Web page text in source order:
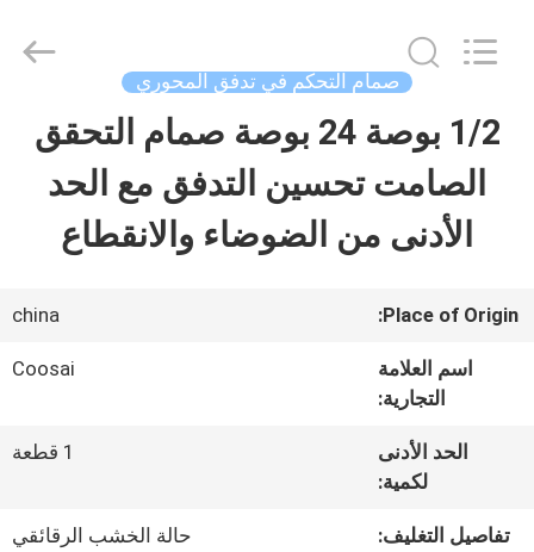
المنزل
المنتجات
حولنا
Reserved.
صمام التحكم في تدفق المحوري
1/2 بوصة 24 بوصة صمام التحقق
الصامت تحسين التدفق مع الحد
الأدنى من الضوضاء والانقطاع
Place of Origin:
china
اسم العلامة
التجارية:
Coosai
الحد الأدنى
لكمية:
1 قطعة
تفاصيل التغليف: حالة الخشب الرقائقي